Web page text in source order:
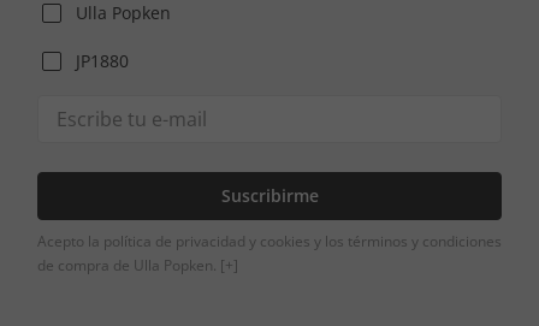
Ulla Popken
JP1880
Suscribirme
Acepto la política de privacidad y cookies y los términos y condiciones
de compra de Ulla Popken. [+]